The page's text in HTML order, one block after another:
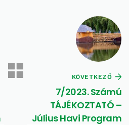
KÖVETKEZŐ
7/2023. Számú
TÁJÉKOZTATÓ –
Július Havi Program